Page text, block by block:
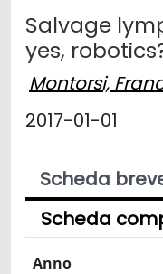
Salvage
yes,
Montorsi,
2017-01-01
Scheda
Scheda
Anno